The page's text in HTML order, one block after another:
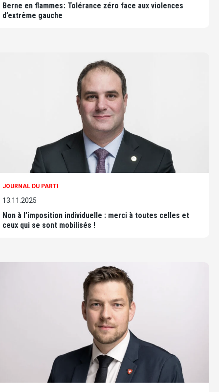
Berne en flammes : Tolérance zéro face aux violences
d’extrême gauche
JOURNAL DU PARTI
13.11.2025
Non à l’imposition individuelle : merci à toutes celles et
ceux qui se sont mobilisés !